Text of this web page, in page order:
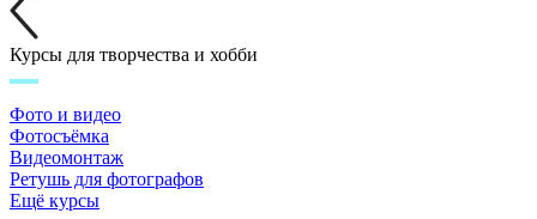
Курсы для творчества и хобби
Фото и видео
Фотосъёмка
Видеомонтаж
Ретушь для фотографов
Ещё курсы